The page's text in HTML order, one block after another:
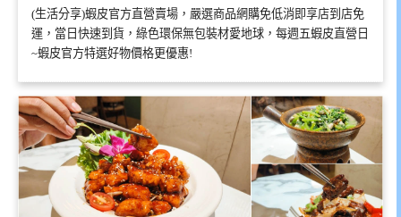
(生活分享)蝦皮官方直營賣場，嚴選商品網購免低消即享店到店免
運，當日快速到貨，綠色環保無包裝材愛地球，每週五蝦皮直營日
~蝦皮官方特選好物價格更優惠!